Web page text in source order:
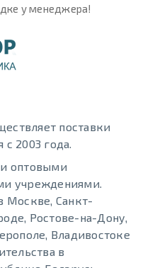
у менеджера!
поставки
2003 года.
оптовыми
учреждениями.
Москве, Санкт-
Ростове-на-Дону,
Владивостоке
в